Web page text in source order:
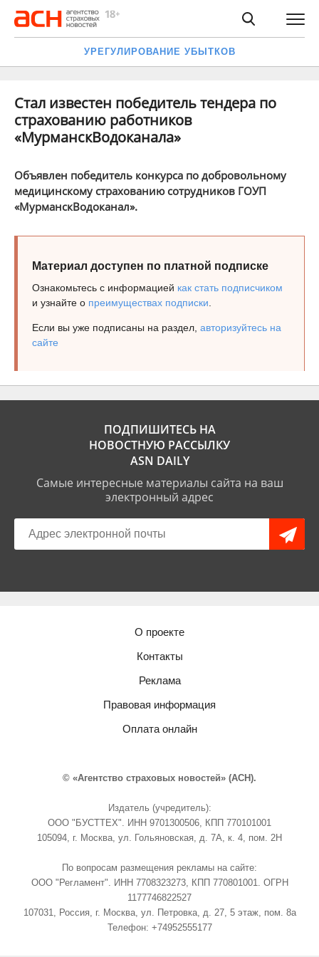
УРЕГУЛИРОВАНИЕ УБЫТКОВ
Стал известен победитель тендера по
страхованию работников
«МурманскВодоканала»
Объявлен победитель конкурса по добровольному
медицинскому страхованию сотрудников ГОУП
«МурманскВодоканал».
Материал доступен по платной подписке
Ознакомьтесь с информацией как стать подписчиком
и узнайте о преимуществах подписки.
Если вы уже подписаны на раздел, авторизуйтесь на
сайте
ПОДПИШИТЕСЬ НА
НОВОСТНУЮ РАССЫЛКУ
ASN DAILY
Самые интересные материалы сайта на ваш
электронный адрес
О проекте
Контакты
Реклама
Правовая информация
Оплата онлайн
© «Агентство страховых новостей» (АСН).
Издатель (учредитель):
ООО "БУСТТЕХ". ИНН 9701300506, КПП 770101001
105094, г. Москва, ул. Гольяновская, д. 7А, к. 4, пом. 2Н
По вопросам размещения рекламы на сайте:
ООО "Регламент". ИНН 7708323273, КПП 770801001. ОГРН
1177746822527
107031, Россия, г. Москва, ул. Петровка, д. 27, 5 этаж, пом. 8а
Телефон: +74952555177